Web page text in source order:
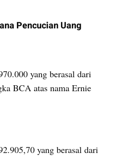
Pencucian Uang
yang berasal dari
BCA atas nama Ernie
yang berasal dari